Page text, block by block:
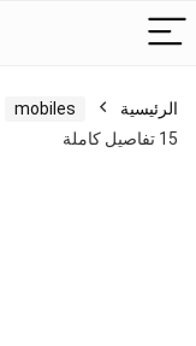
الرئيسية mobiles
15 تفاصيل كاملة